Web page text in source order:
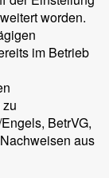
worden.
im Betrieb
BetrVG,
aus